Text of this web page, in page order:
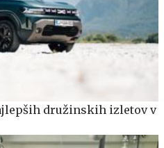
družinskih izletov v